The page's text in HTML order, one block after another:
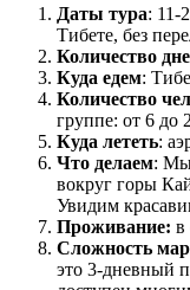
Даты тура: 11-
Тибете, без
Количество
Куда едем:
Количество
группе: от 6 до
Куда лететь:
Что делаем: Мы
вокруг горы
Увидим
Проживание: в
Сложность
это 3-дневный